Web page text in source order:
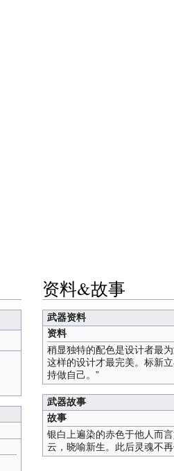
资料&故事
武器资料
资料
稍显独特的配色是设计者最
这样的设计才最完美。标新
持做自己。”
武器故事
故事
银白上遍染的赤色于他人而
云，晓喻新生。此后灵魂不